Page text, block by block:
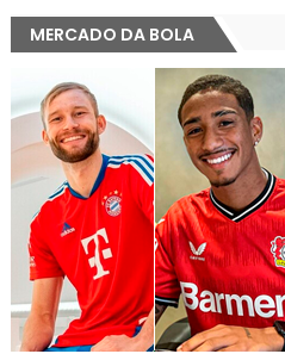
MERCADO DA BOLA